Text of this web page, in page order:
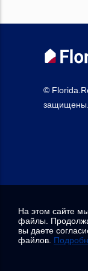
©
защищены.
На этом сайте
файлы.
вы даете
файлов.